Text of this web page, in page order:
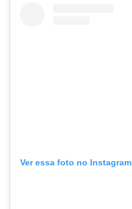
Ver essa foto no Instagram